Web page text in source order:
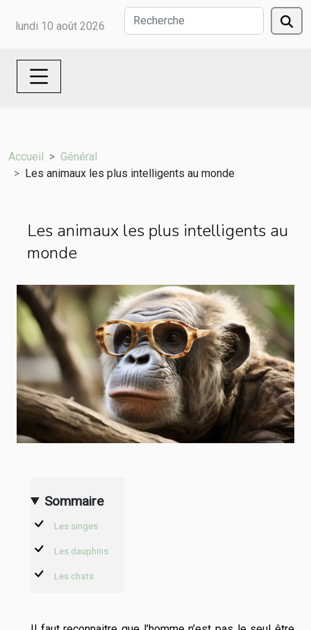
lundi 10 août 2026
Accueil
Général
Les animaux les plus intelligents au monde
Les animaux les plus intelligents au
monde
Sommaire
Les singes
Les dauphins
Les chats